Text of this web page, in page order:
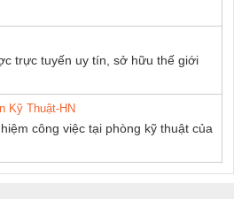
trực tuyến uy tín, sở hữu thế giới
Kỹ Thuật-HN
công việc tại phòng kỹ thuật của